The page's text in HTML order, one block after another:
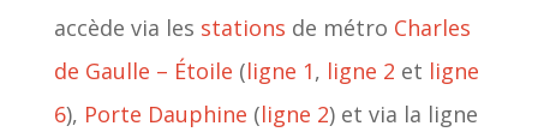
accède via les stations de métro Charles
de Gaulle – Étoile (ligne 1, ligne 2 et ligne
6), Porte Dauphine (ligne 2) et via la ligne